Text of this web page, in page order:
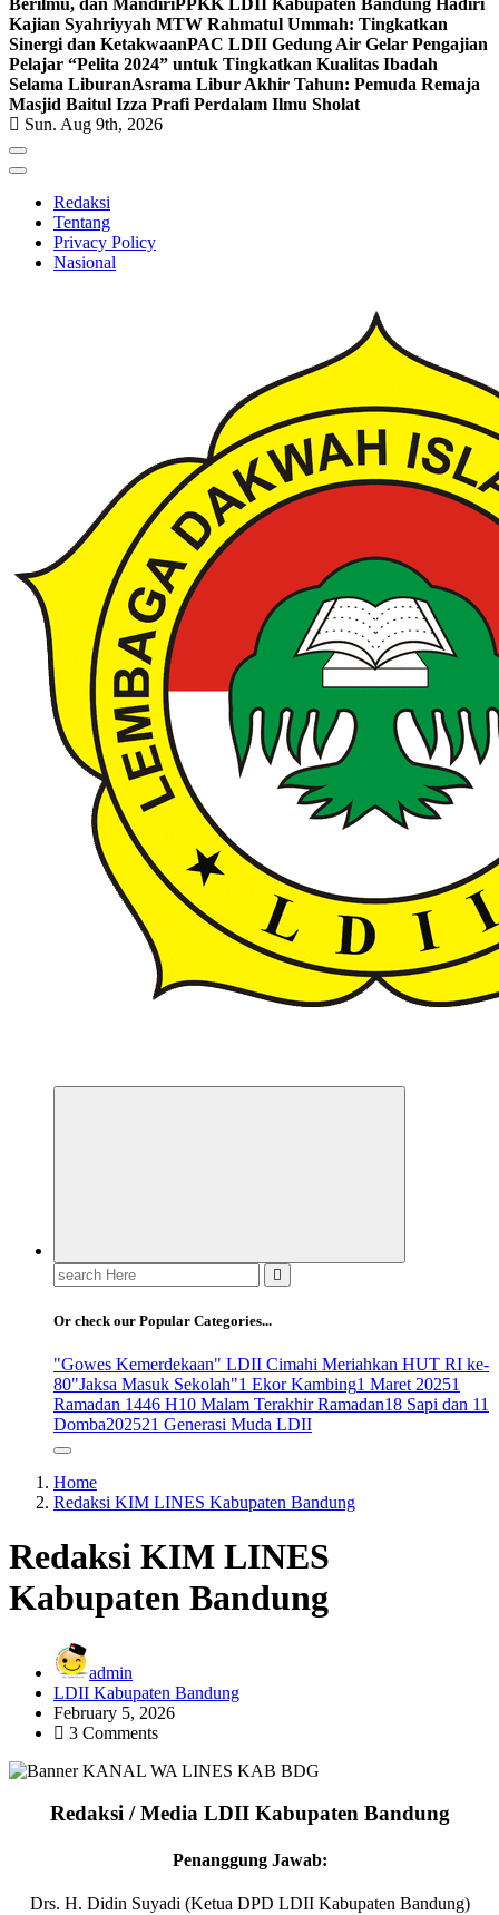
Berilmu, dan Mandiri PPKK LDII Kabupaten Bandung Hadiri
Kajian Syahriyyah MTW Rahmatul Ummah: Tingkatkan
Sinergi dan KetakwaanPAC LDII Gedung Air Gelar Pengajian
Pelajar “Pelita 2024” untuk Tingkatkan Kualitas Ibadah
Selama LiburanAsrama Libur Akhir Tahun: Pemuda Remaja
Masjid Baitul Izza Prafi Perdalam Ilmu Sholat
Sun. Aug 9th, 2026
Redaksi
Tentang
Privacy Policy
Nasional
Search
for:
Or check our Popular Categories...
"Gowes Kemerdekaan" LDII Cimahi Meriahkan HUT RI ke-
80"Jaksa Masuk Sekolah"1 Ekor Kambing1 Maret 20251
Ramadan 1446 H10 Malam Terakhir Ramadan18 Sapi dan 11
Domba202521 Generasi Muda LDII
Home
Redaksi KIM LINES Kabupaten Bandung
Redaksi KIM LINES
Kabupaten Bandung
admin
LDII Kabupaten Bandung
February 5, 2026
3 Comments
Redaksi / Media LDII Kabupaten Bandung
Penanggung Jawab:
Drs. H. Didin Suyadi (Ketua DPD LDII Kabupaten Bandung)